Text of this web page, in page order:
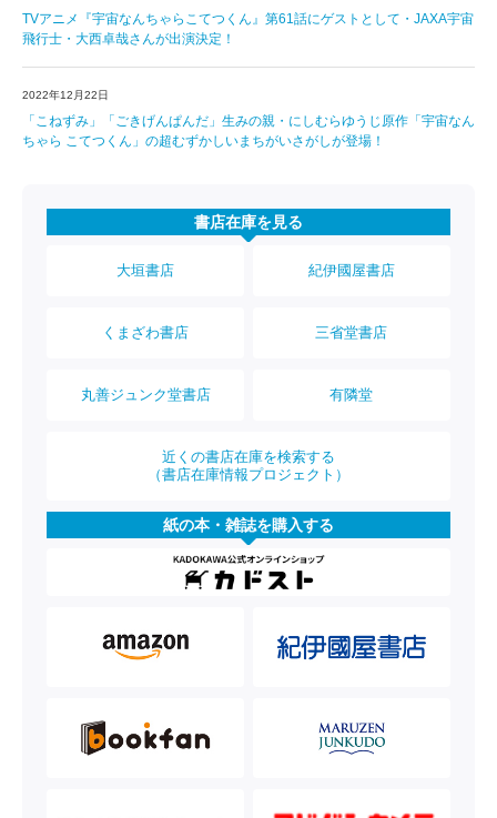
TVアニメ『宇宙なんちゃらこてつくん』第61話にゲストとして・JAXA宇宙
飛行士・大西卓哉さんが出演決定！
2022年12月22日
「こねずみ」「ごきげんぱんだ」生みの親・にしむらゆうじ原作「宇宙なん
ちゃら こてつくん」の超むずかしいまちがいさがしが登場！
書店在庫を見る
大垣書店 紀伊國屋書店
くまざわ書店 三省堂書店
丸善ジュンク堂書店 有隣堂
近くの書店在庫を検索する
（書店在庫情報プロジェクト）
紙の本・雑誌を購入する